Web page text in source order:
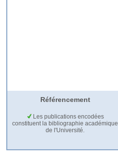
Référencement
Les publications encodées
constituent la bibliographie académique
de l'Université.